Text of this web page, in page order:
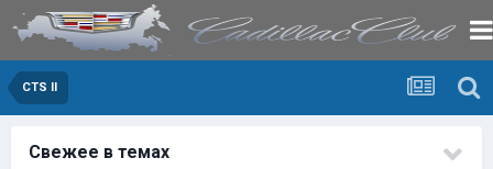
CTS II
Свежее в темах